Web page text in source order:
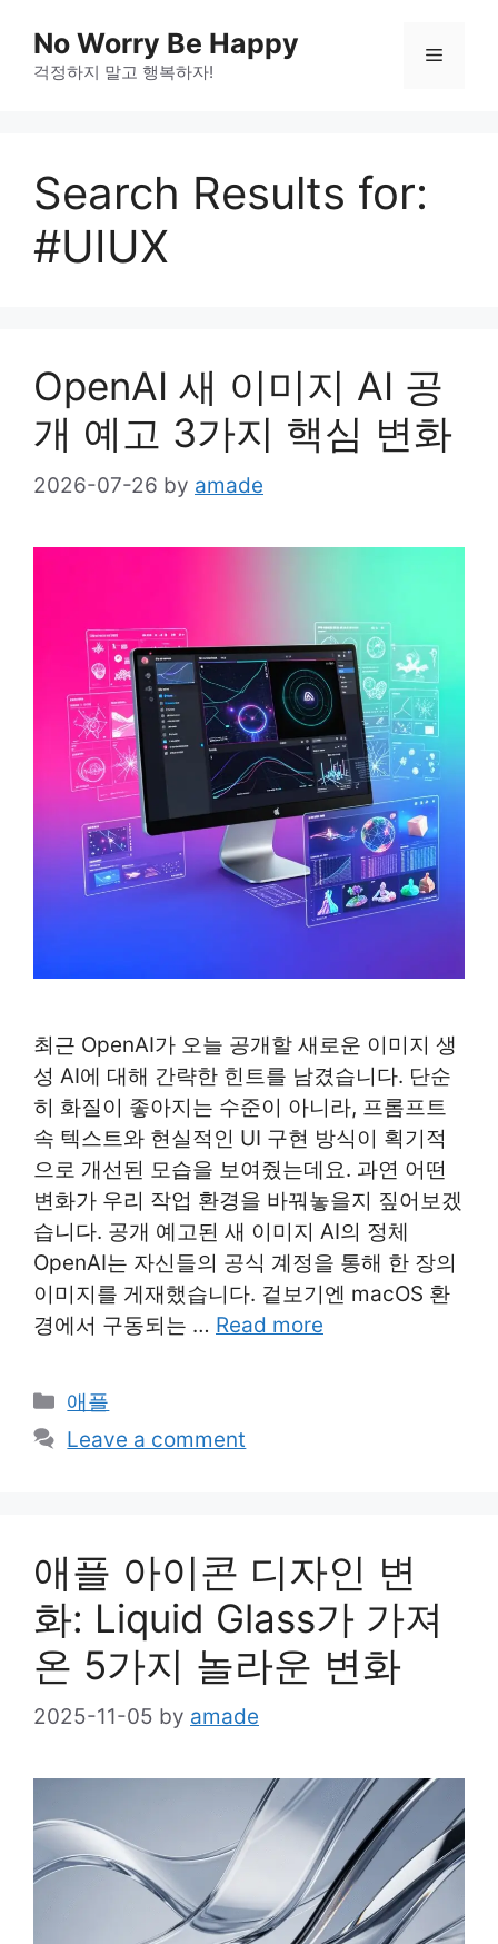
content
No Worry Be Happy
걱정하지 말고 행복하자!
Menu
Search Results for:
#UIUX
OpenAI 새 이미지 AI 공
개 예고 3가지 핵심 변화
2026-07-26 by amade
최근 OpenAI가 오늘 공개할 새로운 이미지 생
성 AI에 대해 간략한 힌트를 남겼습니다. 단순
히 화질이 좋아지는 수준이 아니라, 프롬프트
속 텍스트와 현실적인 UI 구현 방식이 획기적
으로 개선된 모습을 보여줬는데요. 과연 어떤
변화가 우리 작업 환경을 바꿔놓을지 짚어보겠
습니다. 공개 예고된 새 이미지 AI의 정체
OpenAI는 자신들의 공식 계정을 통해 한 장의
이미지를 게재했습니다. 겉보기엔 macOS 환
경에서 구동되는 … Read more
Categories
애플
Leave a comment
애플 아이콘 디자인 변
화: Liquid Glass가 가져
온 5가지 놀라운 변화
2025-11-05 by amade